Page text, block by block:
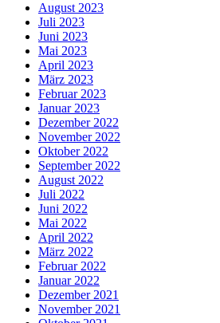
August 2023
Juli 2023
Juni 2023
Mai 2023
April 2023
März 2023
Februar 2023
Januar 2023
Dezember 2022
November 2022
Oktober 2022
September 2022
August 2022
Juli 2022
Juni 2022
Mai 2022
April 2022
März 2022
Februar 2022
Januar 2022
Dezember 2021
November 2021